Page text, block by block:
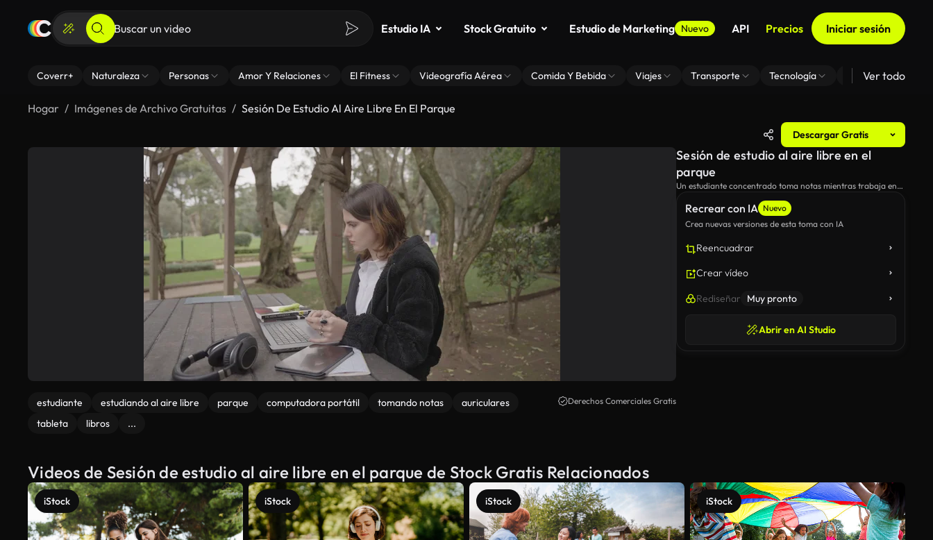
Estudio IA Stock Gratuito Estudio de Marketing Nuevo API Precios Iniciar sesión
Coverr+ Naturaleza Personas Amor Y Relaciones El Fitness Videografía Aérea Comida Y Bebida Viajes Transporte Tecnología Zoom De Fondo
Ver todo
Hogar Imágenes de Archivo Gratuitas Sesión De Estudio Al Aire Libre En El Parque
Descargar Gratis
estudiante estudiando al aire libre parque computadora portátil tomando notas
auriculares
tableta
libros ...
Derechos Comerciales Gratis
Recrear con IA Nuevo
Crea nuevas versiones de esta toma con IA
Reencuadrar
Crear vídeo
Rediseñar Muy pronto
Abrir en AI Studio
Sesión de estudio al aire libre en el
parque
Un estudiante concentrado toma notas mientras trabaja en
Videos de Sesión de estudio al aire libre en el parque de Stock Gratis Relacionados
iStock iStock iStock iStock